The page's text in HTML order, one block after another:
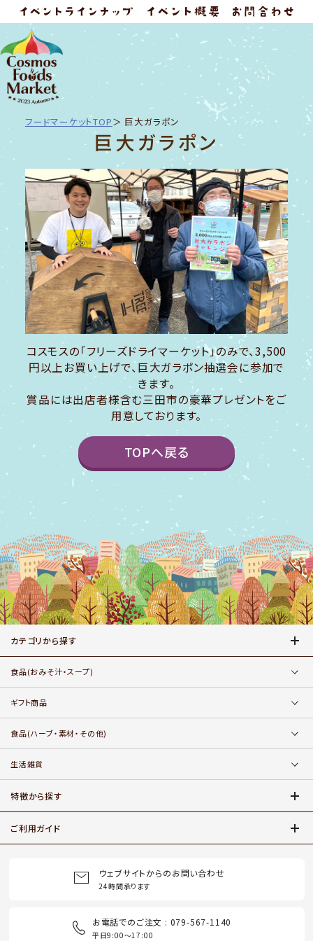
フードマーケットTOP 巨大ガラポン
巨大ガラポン
コスモスの「フリーズドライマーケット」のみで、3,500
円以上お買い上げで、巨大ガラポン抽選会に参加で
きます。
賞品には出店者様含む三田市の豪華プレゼントをご
用意しております。
TOPへ戻る
カテゴリから探す
食品(おみそ汁・スープ)
ギフト商品
食品(ハーブ・素材・その他)
生活雑貨
特徴から探す
ご利用ガイド
ウェブサイトからのお問い合わせ
24時間承ります
お電話でのご注文 : 079-567-1140
平日9:00〜17:00